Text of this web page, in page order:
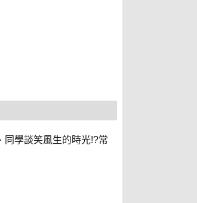
學談笑風生的時光!?常